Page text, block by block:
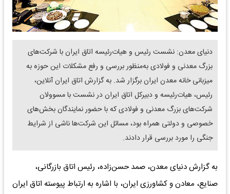
دنیای معدن: نشست رئیس و هیات‌رئیسه اتاق ایران با شرکت‌های
بزرگ معدنی و فولادی به‌منظور بررسی و رفع مشکلات این حوزه به
میزبانی خانه معدن ایران برگزار شد. به گزارش اتاق ایران آنلاین،
رئیس، هیات‌رئیسه و دبیرکل اتاق ایران در نشست با مسوولان
شرکت‌های بزرگ معدنی و فولادی که با حضور نمایندگان بخش‌های
خصوصی و دولتی همراه بود، مسائل این شرکت‌ها ناشی از شرایط
جنگی را مورد بررسی قرار دادند.
به گزارش دنیای معدن، صمد حسن‌زاده، رئیس اتاق بازرگانی،
صنایع، معادن و کشاورزی ایران، با اشاره به ارتباط پیوسته اتاق ایران